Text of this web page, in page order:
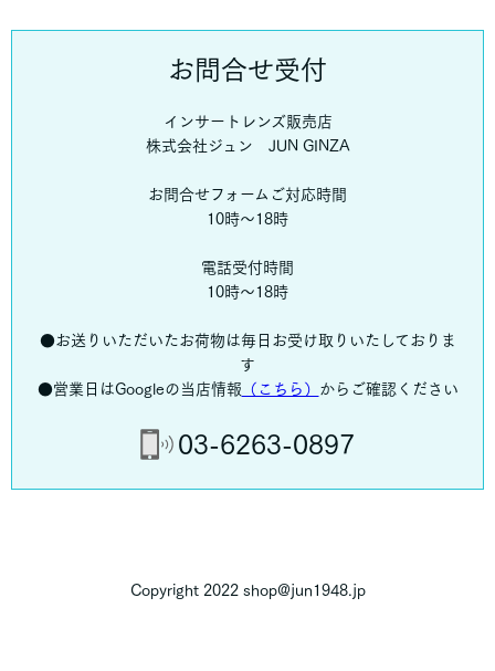
お問合せ受付
インサートレンズ販売店
株式会社ジュン JUN GINZA
お問合せフォームご対応時間
10時～18時
電話受付時間
10時～18時
●お送りいただいたお荷物は毎日お受け取りいたしておりま
す
●営業日はGoogleの当店情報 （こちら） からご確認ください
03-6263-0897
Copyright 2022 shop@jun1948.jp